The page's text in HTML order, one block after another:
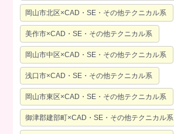
岡山市北区×CAD・SE・その他テクニカル系
美作市×CAD・SE・その他テクニカル系
岡山市中区×CAD・SE・その他テクニカル系
浅口市×CAD・SE・その他テクニカル系
岡山市東区×CAD・SE・その他テクニカル系
御津郡建部町×CAD・SE・その他テクニカル系